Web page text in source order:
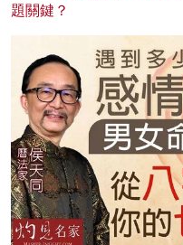
題關鍵？